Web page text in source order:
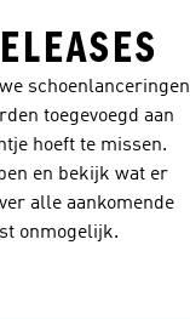
schoenlanceringen
toegevoegd aan
hoeft te missen.
en bekijk wat er
alle aankomende
onmogelijk.